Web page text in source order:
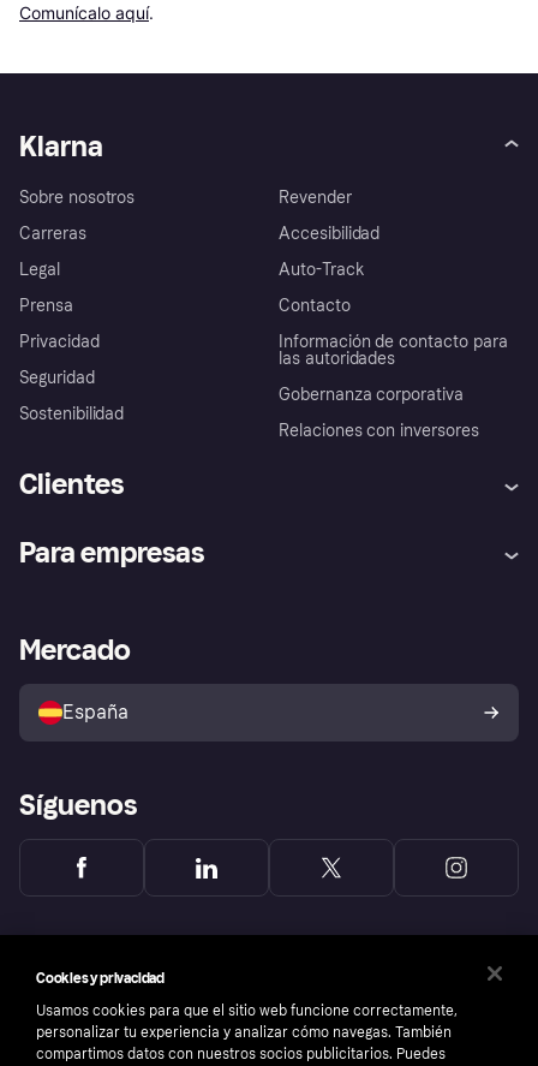
Comunícalo aquí.
Klarna
Sobre nosotros
Carreras
Legal
Prensa
Privacidad
Seguridad
Sostenibilidad
Revender
Accesibilidad
Auto-Track
Contacto
Información de contacto para
las autoridades
Gobernanza corporativa
Relaciones con inversores
Clientes
Inicio de sesión
Directorio de tiendas
Política de protección al
comprador de Klarna
Reclamaciones
Para empresas
Acceso empresas
Mercado
España
Síguenos
Cookies y privacidad
Usamos cookies para que el sitio web funcione correctamente,
personalizar tu experiencia y analizar cómo navegas. También
compartimos datos con nuestros socios publicitarios. Puedes